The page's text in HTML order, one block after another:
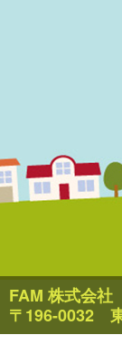
FAM 株式会社
〒196-0032